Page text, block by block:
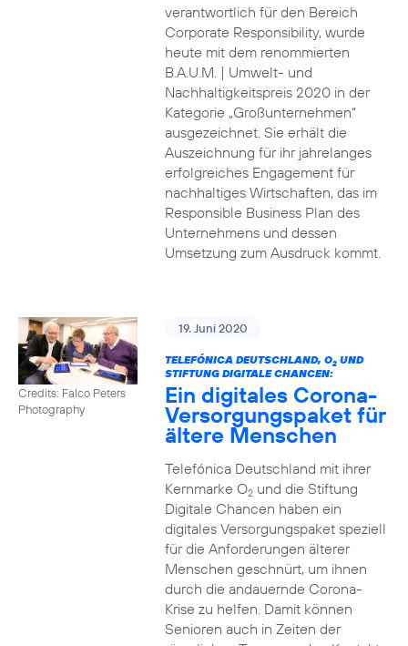
verantwortlich für den Bereich
Corporate Responsibility, wurde
heute mit dem renommierten
B.A.U.M. | Umwelt- und
Nachhaltigkeitspreis 2020 in der
Kategorie „Großunternehmen“
ausgezeichnet. Sie erhält die
Auszeichnung für ihr jahrelanges
erfolgreiches Engagement für
nachhaltiges Wirtschaften, das im
Responsible Business Plan des
Unternehmens und dessen
Umsetzung zum Ausdruck kommt.
Credits: Falco Peters
Photography
19. Juni 2020
TELEFÓNICA DEUTSCHLAND, O2UND
STIFTUNG DIGITALE CHANCEN:
Ein digitales Corona-
Versorgungspaket für
ältere Menschen
Telefónica Deutschland mit ihrer
Kernmarke O2und die Stiftung
Digitale Chancen haben ein
digitales Versorgungspaket speziell
für die Anforderungen älterer
Menschen geschnürt, um ihnen
durch die andauernde Corona-
Krise zu helfen. Damit können
Senioren auch in Zeiten der